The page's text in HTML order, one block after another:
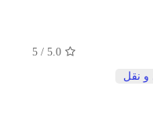
5.0
/
5
نقل